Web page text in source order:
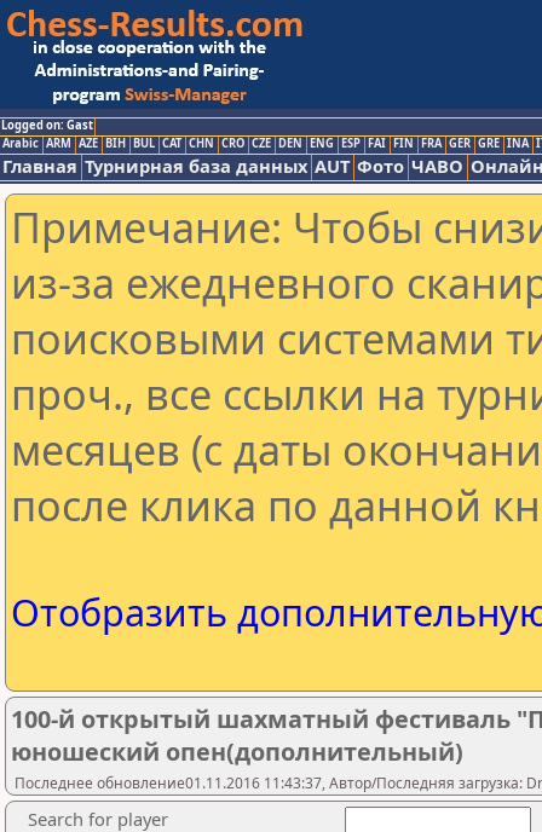
Logged on: Gast
Arabic ARM AZE BIH BUL CAT CHN CRO CZE DEN ENG ESP FAI FIN FRA GER GRE INA
Главная Турнирная база данных AUT Фото ЧАВО
Примечание: Чтобы
из-за ежедневного
поисковыми системами
проч., все ссылки на
месяцев (с даты
после клика по данной
Отобразить
100-й открытый шахматный фестиваль
юношеский опен(дополнительный)
Последнее обновление01.11.2016 11:43:37, Автор/Последняя загрузка:
Search for player